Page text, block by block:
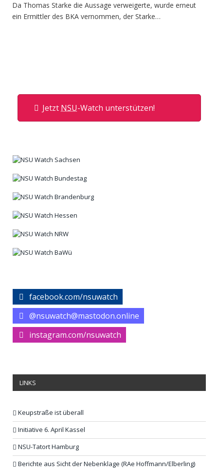
Da Thomas Starke die Aussage verweigerte, wurde erneut
ein Ermittler des BKA vernommen, der Starke…
Jetzt NSU-Watch unterstützen!
facebook.com/nsuwatch
@nsuwatch@mastodon.online
instagram.com/nsuwatch
LINKS
Keupstraße ist überall
Initiative 6. April Kassel
NSU-Tatort Hamburg
Berichte aus Sicht der Nebenklage (RAe Hoffmann/Elberling)